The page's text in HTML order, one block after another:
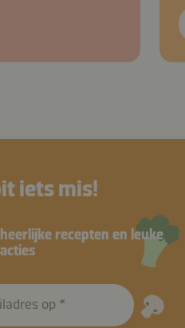
iets mis!
recepten en leuke
op